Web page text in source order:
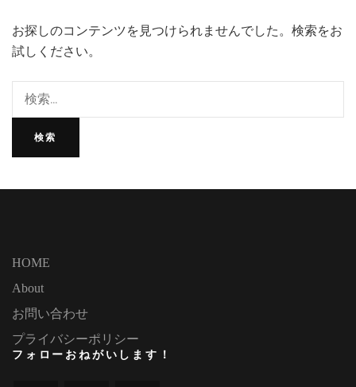
お探しのコンテンツを見つけられませんでした。検索をお
試しください。
HOME
About
お問い合わせ
プライバシーポリシー
フォローおねがいします！